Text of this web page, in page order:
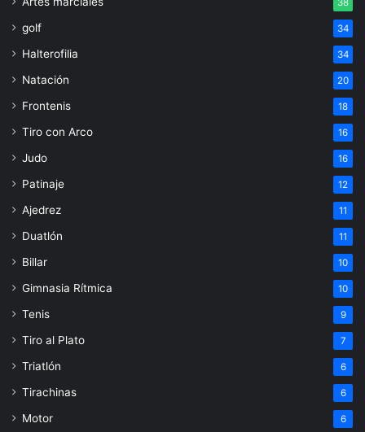
38
golf 34
Halterofilia 34
Natación 20
Frontenis 18
Tiro con Arco 16
Judo 16
Patinaje 12
Ajedrez 11
Duatlón 11
Billar 10
Gimnasia Rítmica 10
Tenis 9
Tiro al Plato 7
Triatlón 6
Tirachinas 6
Motor 6